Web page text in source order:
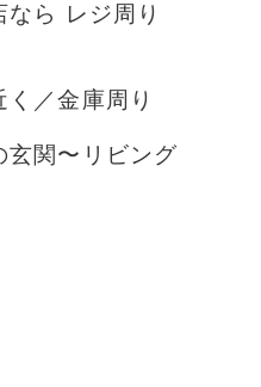
ら レジ周り
／金庫周り
関〜リビング